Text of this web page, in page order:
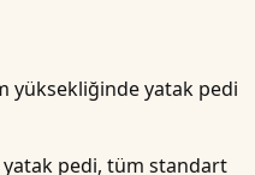
yüksekliğinde yatak pedi
pedi, tüm standart